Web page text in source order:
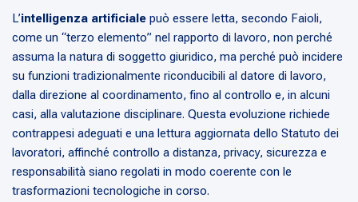
L’intelligenza artificiale può essere letta, secondo Faioli,
come un “terzo elemento” nel rapporto di lavoro, non perché
assuma la natura di soggetto giuridico, ma perché può incidere
su funzioni tradizionalmente riconducibili al datore di lavoro,
dalla direzione al coordinamento, fino al controllo e, in alcuni
casi, alla valutazione disciplinare. Questa evoluzione richiede
contrappesi adeguati e una lettura aggiornata dello Statuto dei
lavoratori, affinché controllo a distanza, privacy, sicurezza e
responsabilità siano regolati in modo coerente con le
trasformazioni tecnologiche in corso.